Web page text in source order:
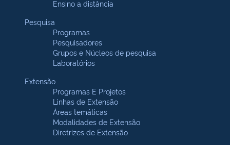
Ensino a distância
Pesquisa
Programas
Pesquisadores
Grupos e Núcleos de pesquisa
Laboratórios
Extensão
Programas E Projetos
Linhas de Extensão
Áreas temáticas
Modalidades de Extensão
Diretrizes de Extensão